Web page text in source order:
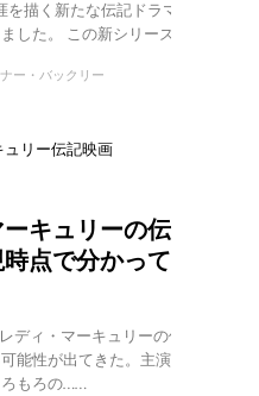
描く新たな伝記ドラマを開
した。 この新シリーズは…
ー・バックリー
キュリーの伝記映
点で分かっている
ディ・マーキュリーの伝記映
能性が出てきた。主演俳優の
ろもろの……